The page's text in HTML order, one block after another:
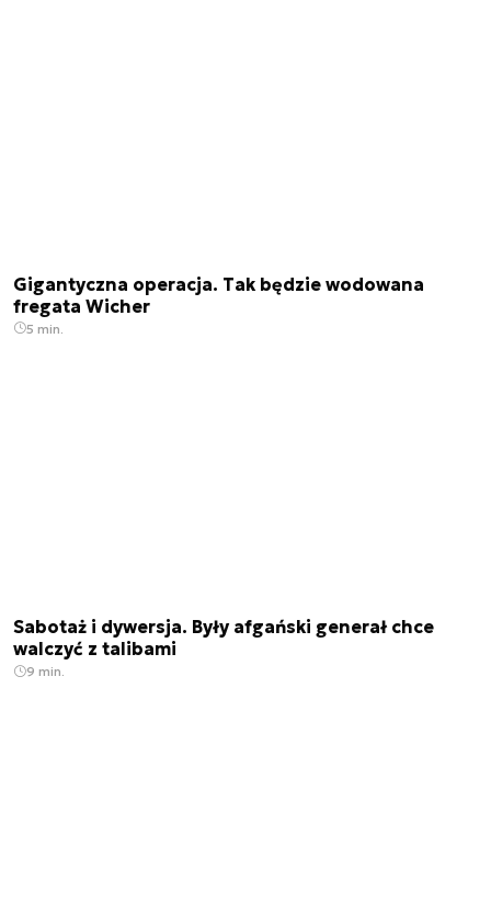
Gigantyczna operacja. Tak będzie wodowana
fregata Wicher
5 min.
Sabotaż i dywersja. Były afgański generał chce
walczyć z talibami
9 min.